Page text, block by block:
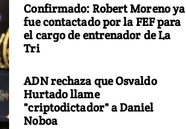
Confirmado: Robert Moreno ya
fue contactado por la FEF para
el cargo de entrenador de La
Tri
ADN rechaza que Osvaldo
Hurtado llame
"criptodictador" a Daniel
Noboa